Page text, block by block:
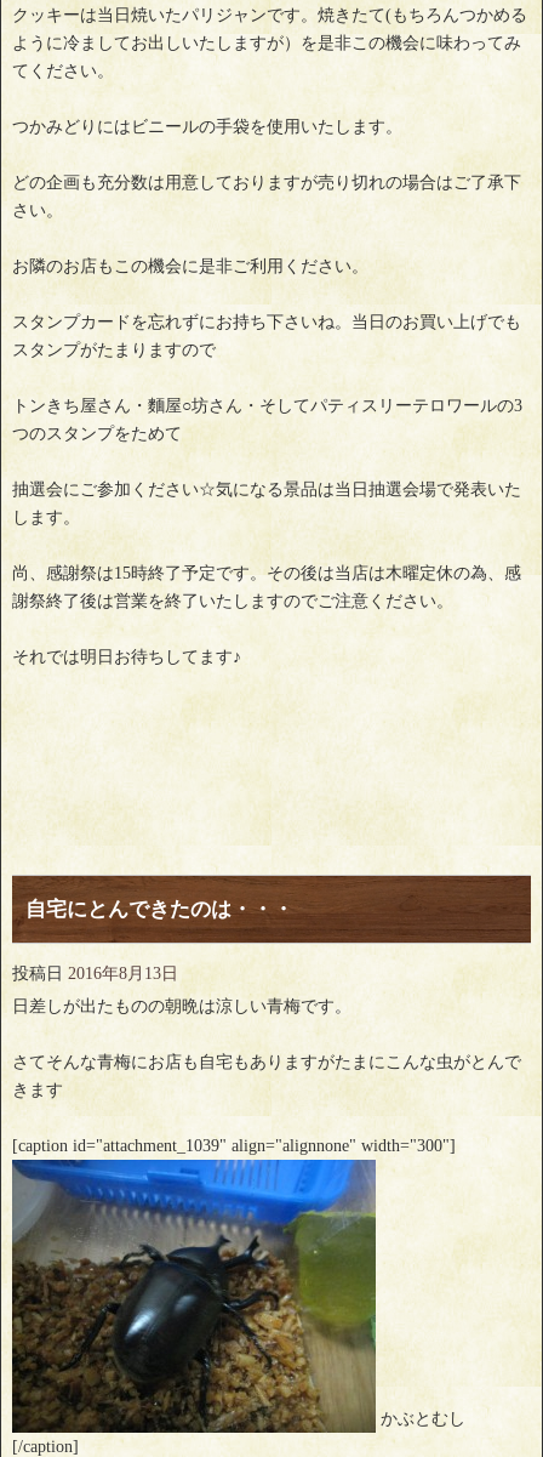
クッキーは当日焼いたパリジャンです。焼きたて(もちろんつかめる
ように冷ましてお出しいたしますが）を是非この機会に味わってみ
てください。
つかみどりにはビニールの手袋を使用いたします。
どの企画も充分数は用意しておりますが売り切れの場合はご了承下
さい。
お隣のお店もこの機会に是非ご利用ください。
スタンプカードを忘れずにお持ち下さいね。当日のお買い上げでも
スタンプがたまりますので
トンきち屋さん・麵屋○坊さん・そしてパティスリーテロワールの3
つのスタンプをためて
抽選会にご参加ください☆気になる景品は当日抽選会場で発表いた
します。
尚、感謝祭は15時終了予定です。その後は当店は木曜定休の為、感
謝祭終了後は営業を終了いたしますのでご注意ください。
それでは明日お待ちしてます♪
自宅にとんできたのは・・・
投稿日 2016年8月13日
日差しが出たものの朝晩は涼しい青梅です。
さてそんな青梅にお店も自宅もありますがたまにこんな虫がとんで
きます
[caption id="attachment_1039" align="alignnone" width="300"]
かぶとむし
[/caption]